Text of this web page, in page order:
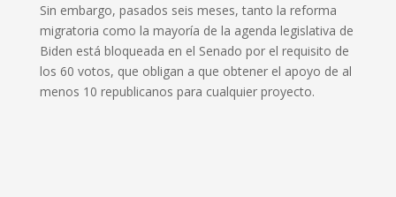
Sin embargo, pasados seis meses, tanto la reforma
migratoria como la mayoría de la agenda legislativa de
Biden está bloqueada en el Senado por el requisito de
los 60 votos, que obligan a que obtener el apoyo de al
menos 10 republicanos para cualquier proyecto.